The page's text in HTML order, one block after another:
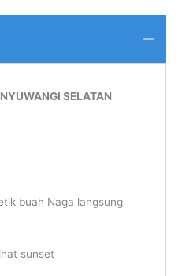
SELATAN
buah Naga langsung
sunset